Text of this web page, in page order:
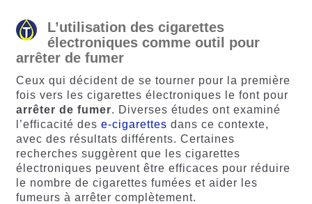
L’utilisation des cigarettes
électroniques comme outil pour
arrêter de fumer
Ceux qui décident de se tourner pour la première
fois vers les cigarettes électroniques le font pour
arrêter de fumer. Diverses études ont examiné
l’efficacité des e-cigarettes dans ce contexte,
avec des résultats différents. Certaines
recherches suggèrent que les cigarettes
électroniques peuvent être efficaces pour réduire
le nombre de cigarettes fumées et aider les
fumeurs à arrêter complètement.